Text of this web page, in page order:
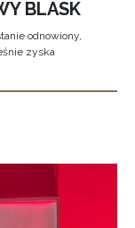
BLASK
odnowiony,
zyska